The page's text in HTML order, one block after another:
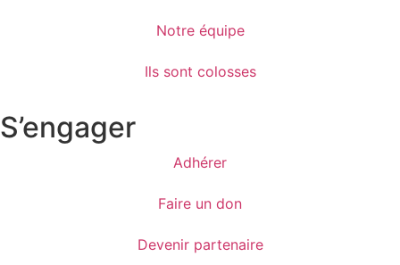
Notre équipe
Ils sont colosses
S’engager
Adhérer
Faire un don
Devenir partenaire